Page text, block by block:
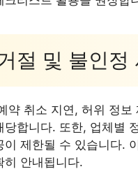
절 및 불인정
약 취소 지연, 허위 정보
당합니다. 또한, 업체별
이 제한될 수 있습니다.
히 안내됩니다.